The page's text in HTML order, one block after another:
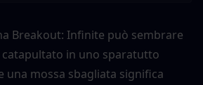
Breakout: Infinite può sembrare
in uno sparatutto
una mossa sbagliata significa